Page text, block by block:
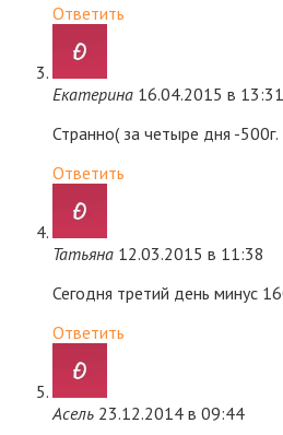
Ответить
Екатерина 16.04.2015 в 13:31
Странно( за четыре дня -
Ответить
Татьяна 12.03.2015 в 11:38
Сегодня третий день минус
Ответить
Асель 23.12.2014 в 09:44